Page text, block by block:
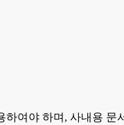
하여야 하며, 사내용